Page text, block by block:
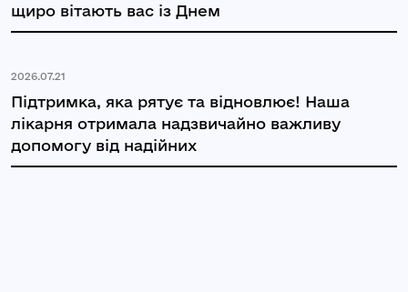
щиро вітають вас із Днем
2026.07.21
Підтримка, яка рятує та відновлює! Наша
лікарня отримала надзвичайно важливу
допомогу від надійних